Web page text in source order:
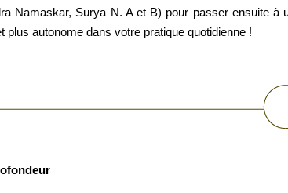
Namaskar, Surya N. A et B) pour passer ensuite
plus autonome dans votre pratique quotidienne !